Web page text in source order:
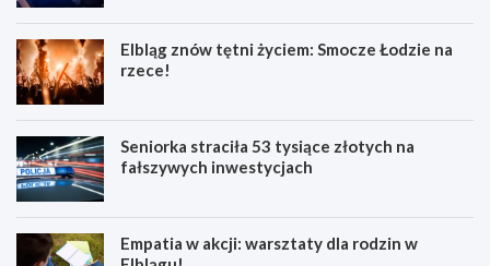
Elbląg znów tętni życiem: Smocze Łodzie na
rzece!
Seniorka straciła 53 tysiące złotych na
fałszywych inwestycjach
Empatia w akcji: warsztaty dla rodzin w